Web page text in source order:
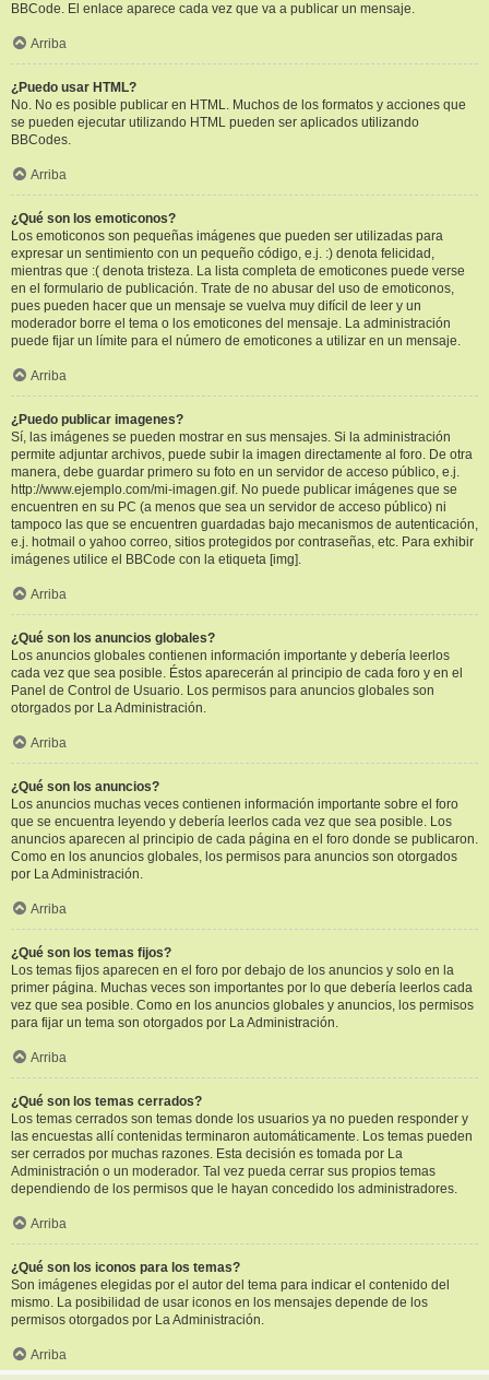
BBCode. El enlace aparece cada vez que va a publicar un mensaje.
Arriba
¿Puedo usar HTML?
No. No es posible publicar en HTML. Muchos de los formatos y acciones que
se pueden ejecutar utilizando HTML pueden ser aplicados utilizando
BBCodes.
Arriba
¿Qué son los emoticonos?
Los emoticonos son pequeñas imágenes que pueden ser utilizadas para
expresar un sentimiento con un pequeño código, e.j. :) denota felicidad,
mientras que :( denota tristeza. La lista completa de emoticones puede verse
en el formulario de publicación. Trate de no abusar del uso de emoticonos,
pues pueden hacer que un mensaje se vuelva muy difícil de leer y un
moderador borre el tema o los emoticones del mensaje. La administración
puede fijar un límite para el número de emoticones a utilizar en un mensaje.
Arriba
¿Puedo publicar imagenes?
Sí, las imágenes se pueden mostrar en sus mensajes. Si la administración
permite adjuntar archivos, puede subir la imagen directamente al foro. De otra
manera, debe guardar primero su foto en un servidor de acceso público, e.j.
http://www.ejemplo.com/mi-imagen.gif. No puede publicar imágenes que se
encuentren en su PC (a menos que sea un servidor de acceso público) ni
tampoco las que se encuentren guardadas bajo mecanismos de autenticación,
e.j. hotmail o yahoo correo, sitios protegidos por contraseñas, etc. Para exhibir
imágenes utilice el BBCode con la etiqueta [img].
Arriba
¿Qué son los anuncios globales?
Los anuncios globales contienen información importante y debería leerlos
cada vez que sea posible. Éstos aparecerán al principio de cada foro y en el
Panel de Control de Usuario. Los permisos para anuncios globales son
otorgados por La Administración.
Arriba
¿Qué son los anuncios?
Los anuncios muchas veces contienen información importante sobre el foro
que se encuentra leyendo y debería leerlos cada vez que sea posible. Los
anuncios aparecen al principio de cada página en el foro donde se publicaron.
Como en los anuncios globales, los permisos para anuncios son otorgados
por La Administración.
Arriba
¿Qué son los temas fijos?
Los temas fijos aparecen en el foro por debajo de los anuncios y solo en la
primer página. Muchas veces son importantes por lo que debería leerlos cada
vez que sea posible. Como en los anuncios globales y anuncios, los permisos
para fijar un tema son otorgados por La Administración.
Arriba
¿Qué son los temas cerrados?
Los temas cerrados son temas donde los usuarios ya no pueden responder y
las encuestas allí contenidas terminaron automáticamente. Los temas pueden
ser cerrados por muchas razones. Esta decisión es tomada por La
Administración o un moderador. Tal vez pueda cerrar sus propios temas
dependiendo de los permisos que le hayan concedido los administradores.
Arriba
¿Qué son los iconos para los temas?
Son imágenes elegidas por el autor del tema para indicar el contenido del
mismo. La posibilidad de usar iconos en los mensajes depende de los
permisos otorgados por La Administración.
Arriba